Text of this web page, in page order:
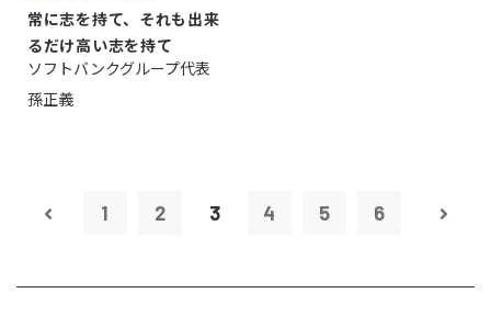
常に志を持て、それも出来
るだけ高い志を持て
ソフトバンクグループ代表
孫正義
1 2 3 4 5 6